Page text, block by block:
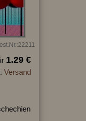
1.29 €
Versand